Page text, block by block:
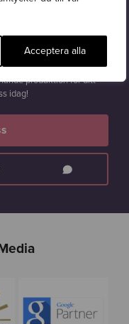
Acceptera alla
att växa digitalt.
en helhetslösning – allt
tak.
produktion för ditt
idag!